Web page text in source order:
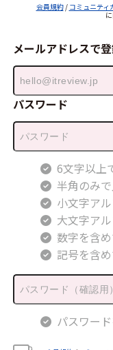
会員規約/ コミュニティ
メールアドレスで
パスワード
6文字以上
半角のみ
小文字ア
大文字ア
数字を含
記号を含
パスワー